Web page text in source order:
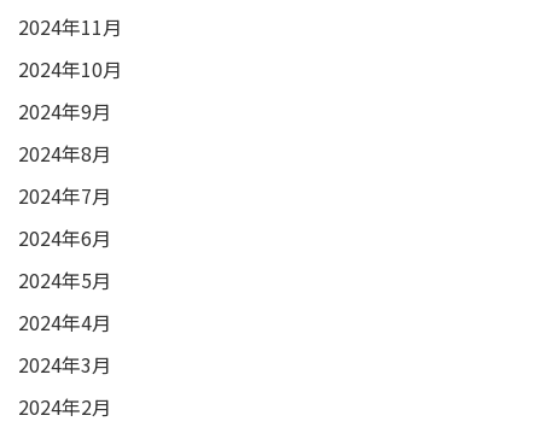
2024年11月
2024年10月
2024年9月
2024年8月
2024年7月
2024年6月
2024年5月
2024年4月
2024年3月
2024年2月